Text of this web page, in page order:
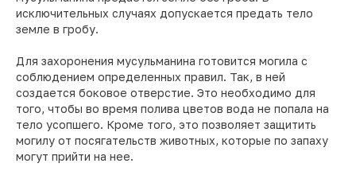
исключительных случаях допускается предать тело
земле в гробу.
Для захоронения мусульманина готовится могила с
соблюдением определенных правил. Так, в ней
создается боковое отверстие. Это необходимо для
того, чтобы во время полива цветов вода не попала на
тело усопшего. Кроме того, это позволяет защитить
могилу от посягательств животных, которые по запаху
могут прийти на нее.